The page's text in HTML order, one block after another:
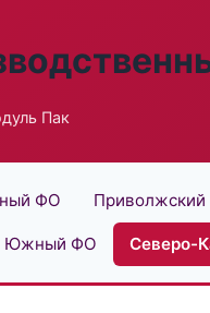
Пак
ФО
Южный ФО Северо-